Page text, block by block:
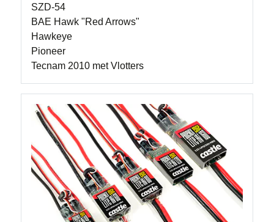
SZD-54
BAE Hawk "Red Arrows"
Hawkeye
Pioneer
Tecnam 2010 met Vlotters